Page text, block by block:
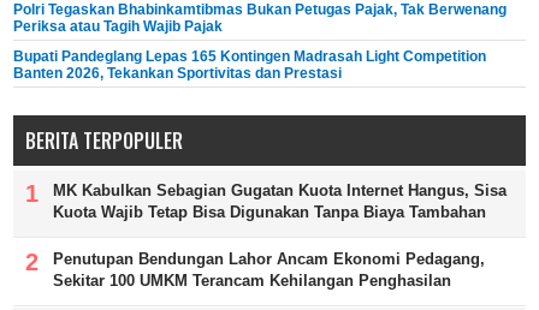
Polri Tegaskan Bhabinkamtibmas Bukan Petugas Pajak, Tak Berwenang
Periksa atau Tagih Wajib Pajak
Bupati Pandeglang Lepas 165 Kontingen Madrasah Light Competition
Banten 2026, Tekankan Sportivitas dan Prestasi
BERITA TERPOPULER
MK Kabulkan Sebagian Gugatan Kuota Internet Hangus, Sisa
Kuota Wajib Tetap Bisa Digunakan Tanpa Biaya Tambahan
Penutupan Bendungan Lahor Ancam Ekonomi Pedagang,
Sekitar 100 UMKM Terancam Kehilangan Penghasilan